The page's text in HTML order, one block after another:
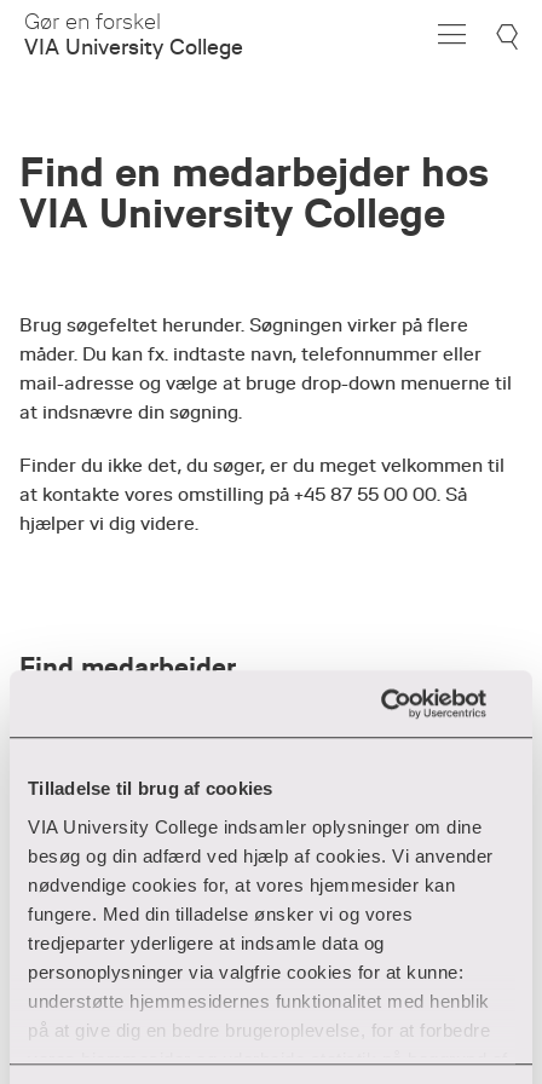
Tilladelse til brug af cookies
VIA University College indsamler oplysninger om dine
besøg og din adfærd ved hjælp af cookies. Vi anvender
nødvendige cookies for, at vores hjemmesider kan
fungere. Med din tilladelse ønsker vi og vores
tredjeparter yderligere at indsamle data og
personoplysninger via valgfrie cookies for at kunne:
understøtte hjemmesidernes funktionalitet med henblik
på at give dig en bedre brugeroplevelse, for at forbedre
vores hjemmesider og udarbejde statistik på baggrund af
Skip
Main
Gør en forskel
VIA University College
Find en medarbejder hos
VIA University College
Brug søgefeltet herunder. Søgningen virker på flere
måder. Du kan fx. indtaste navn, telefonnummer eller
mail-adresse og vælge at bruge drop-down menuerne til
at indsnævre din søgning.
Finder du ikke det, du søger, er du meget velkommen til
at kontakte vores omstilling på +45 87 55 00 00. Så
hjælper vi dig videre.
Find medarbejder
Filter
Ryd filtre
Din søgning gav desværre ikke noget resultat
Giv ikke op endnu!